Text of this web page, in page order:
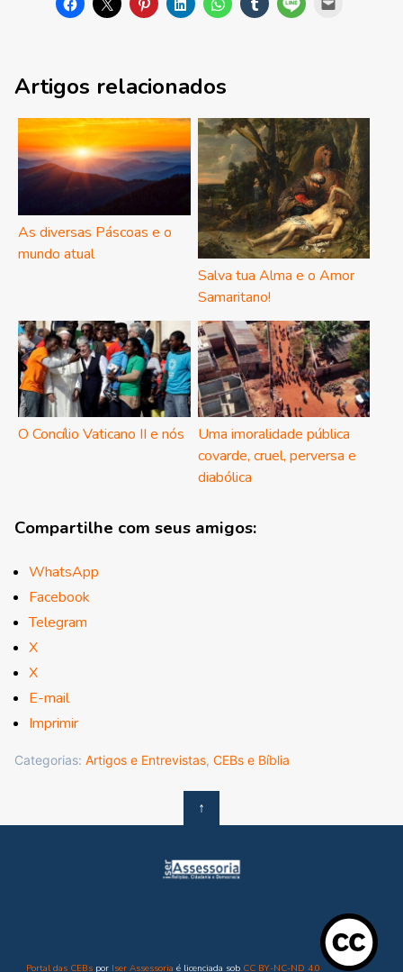
Artigos relacionados
As diversas Páscoas e o
mundo atual
Salva tua Alma e o Amor
Samaritano!
O Concílio Vaticano II e nós
Uma imoralidade pública
covarde, cruel, perversa e
diabólica
Compartilhe com seus amigos:
WhatsApp
Facebook
Telegram
X
X
E-mail
Imprimir
Categorias: Artigos e Entrevistas, CEBs e Bíblia
↑
Portal das CEBspor Iser Assessoria é licenciada sob CC BY-NC-ND 4.0